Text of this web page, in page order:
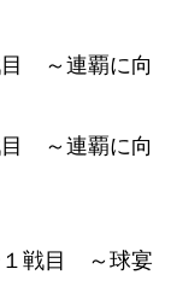
～連覇に向
～連覇に向
１戦目 ～球宴